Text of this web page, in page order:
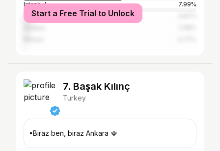
Istanbul
7.99%
İzmirStart a Free Trial to Unlock
7. Başak Kılınç
Turkey
•Biraz ben, biraz Ankara 🪭